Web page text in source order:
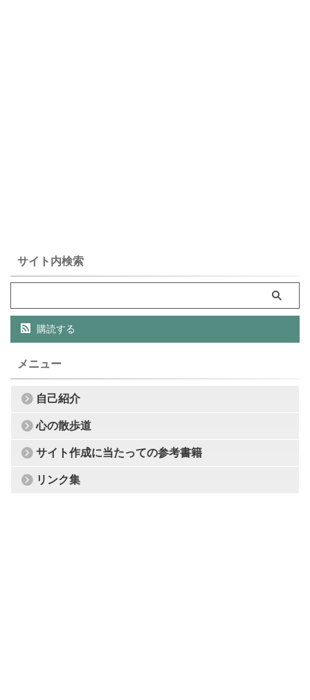
サイト内検索
購読する
メニュー
自己紹介
心の散歩道
サイト作成に当たっての参考書籍
リンク集